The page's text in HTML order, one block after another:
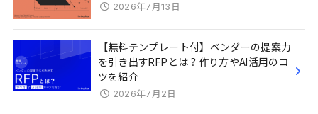
2026年7月13日
【無料テンプレート付】ベンダーの提案力
を引き出すRFPとは？作り方やAI活用のコ
ツを紹介
2026年7月2日